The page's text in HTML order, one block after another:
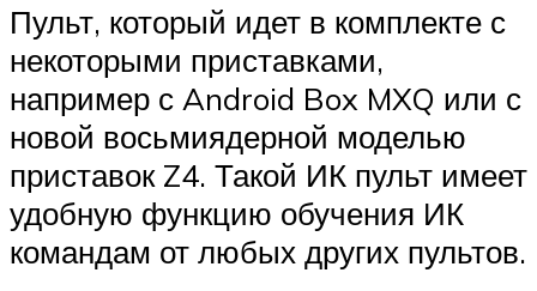
Пульт, который идет в комплекте с
некоторыми приставками,
например с Android Box MXQ или с
новой восьмиядерной моделью
приставок Z4. Такой ИК пульт имеет
удобную функцию обучения ИК
командам от любых других пультов.